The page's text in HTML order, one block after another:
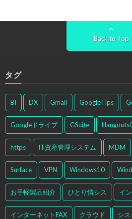
Back to Top
タグ
BI DX Gmail GoogleTips
Googleドライブ GSuite
https IT資産管理システム MDM
Surface VPN Windows10
お手軽製品紹介 ひとり情シス イ
インターネットFAX クラウド シス